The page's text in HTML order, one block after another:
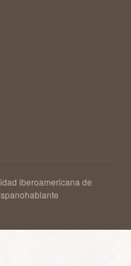
iberoamericana de